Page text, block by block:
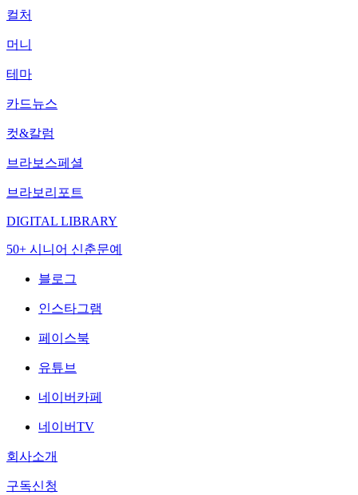
컬처
머니
테마
카드뉴스
컷&칼럼
브라보스페셜
브라보리포트
DIGITAL LIBRARY
50+ 시니어 신춘문예
블로그
인스타그램
페이스북
유튜브
네이버카페
네이버TV
회사소개
구독신청